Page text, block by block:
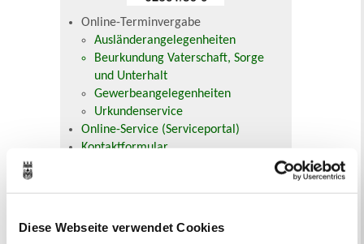
Diese Webseite verwendet Cookies
Online-Terminvergabe
Ausländerangelegenheiten
Beurkundung Vaterschaft, Sorge
und Unterhalt
Gewerbeangelegenheiten
Urkundenservice
Online-Service (Serviceportal)
Kontaktformular